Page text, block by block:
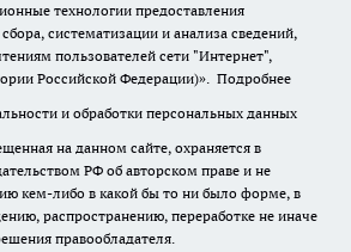
технологии предоставления
систематизации и анализа сведений,
пользователей сети "Интернет",
Российской Федерации)». Подробнее
и обработки персональных данных
на данном сайте, охраняется в
РФ об авторском праве и не
кем-либо в какой бы то ни было форме, в
распространению, переработке не иначе
правообладателя.